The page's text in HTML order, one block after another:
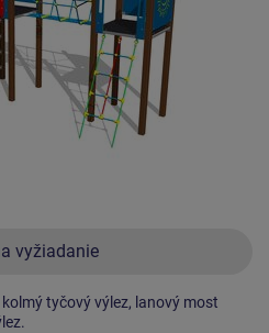
vyžiadanie
tyčový výlez, lanový most